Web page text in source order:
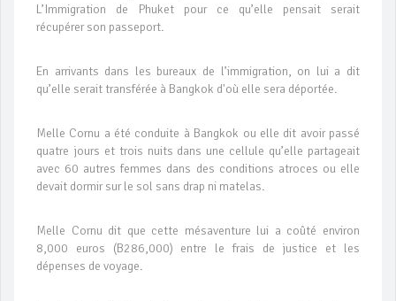
L’Immigration de Phuket pour ce qu’elle pensait serait
récupérer son passeport.
En arrivants dans les bureaux de l’immigration, on lui a dit
qu’elle serait transférée à Bangkok d'où elle sera déportée.
Melle Cornu a été conduite à Bangkok ou elle dit avoir passé
quatre jours et trois nuits dans une cellule qu’elle partageait
avec 60 autres femmes dans des conditions atroces ou elle
devait dormir sur le sol sans drap ni matelas.
Melle Cornu dit que cette mésaventure lui a coûté environ
8,000 euros (B286,000) entre le frais de justice et les
dépenses de voyage.